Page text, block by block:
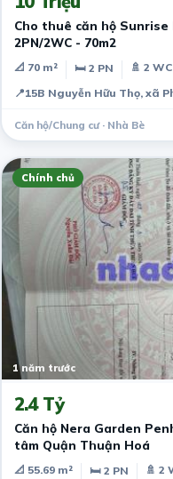
Cho thuê căn hộ
2PN/2WC - 70m2
📐 70 m² 🛏 2 PN
🚿 2 WC
📍15B Nguyễn Hữu Thọ, xã
Căn hộ/Chung cư · Nhà Bè
Chính chủ
1 năm trước
2.4 Tỷ
Căn hộ Nera Garden
tâm Quận Thuận Hoá
📐 55.69 m² 🛏 2 PN
🚿 2